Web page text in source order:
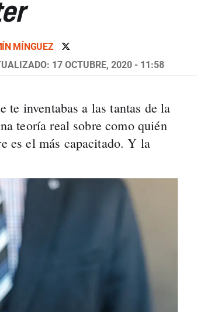
MÍNGUEZ
17 OCTUBRE, 2020 - 11:58
te inventabas a las tantas de la
teoría real sobre como quién
es el más capacitado. Y la